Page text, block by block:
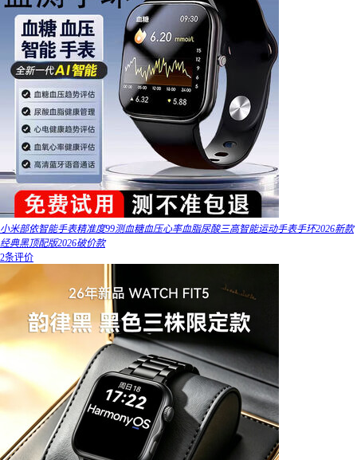
小米部依智能手表精准度99测血糖血压心率血脂尿酸三高智能运动手表手环2026新款
经典黑顶配版2026破价款
2条评价